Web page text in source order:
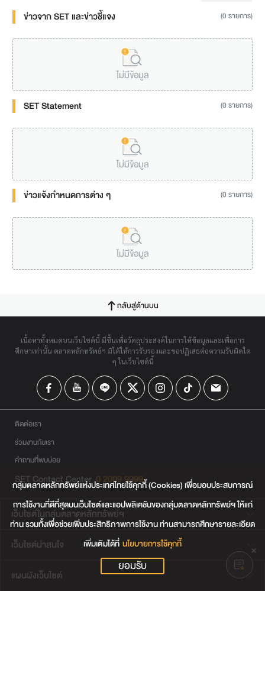
ข่าวจาก SET และข่าวชี้แจง (0 รายการ)
ไม่มีข้อมูล
SET Statement (0 รายการ)
ไม่มีข้อมูล
ข่าวแจ้งกำหนดการต่าง ๆ (0 รายการ)
ไม่มีข้อมูล
กลับสู่ด้านบน
เนื้อหาทั้งหมดบนเว็บไซต์นี้ มีขึ้นเพื่อวัตถุประสงค์ในการให้ข้อมูลและเพื่อการ
ศึกษาเท่านั้น ตลาดหลักทรัพย์ฯ มิได้ให้การรับรองและขอปฏิเสธต่อความรับผิดใด
ๆ ในเว็บไซต์นี้
ติดต่อเรา
ร่วมงานกับเรา
คำถามที่พบบ่อย
SET Contact Center 0 2009 9999
เว็บไซต์ในกลุ่มตลาดหลักทรัพย์ฯ
เว็บไซต์น่าสนใจ
แผนผังเว็บไซต์
กลุ่มตลาดหลักทรัพย์แห่งประเทศไทยใช้คุกกี้ (Cookies) เพื่อมอบประสบการณ์
การใช้งานที่ดีที่สุดบนเว็บไซต์และแอปพลิเคชันของกลุ่มตลาดหลักทรัพย์ฯ ให้แก่
ท่าน รวมทั้งเพื่อช่วยเพิ่มประสิทธิภาพการใช้งาน ท่านสามารถศึกษารายละเอียด
เพิ่มเติมได้ที่ นโยบายการใช้คุกกี้
ยอมรับ